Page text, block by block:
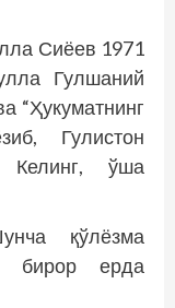
Сиёев 1971
Гулшаний
“Ҳукуматнинг
Гулистон
Келинг, ўша
қўлёзма
бирор ерда